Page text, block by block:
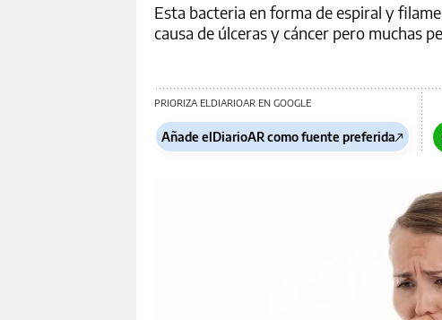
Esta bacteria en forma de espiral y
causa de úlceras y cáncer pero muchas
PRIORIZA ELDIARIOAR EN GOOGLE
Añade elDiarioAR como fuente preferida